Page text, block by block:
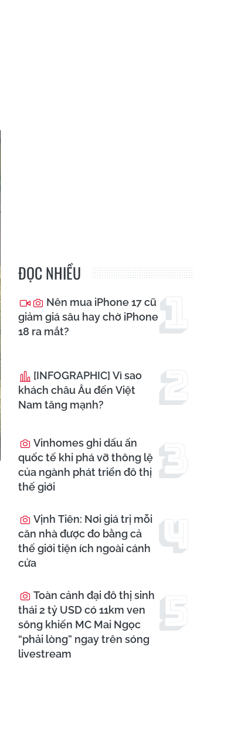
ĐỌC NHIỀU
Nên mua iPhone 17 cũ
giảm giá sâu hay chờ iPhone
18 ra mắt?
[INFOGRAPHIC] Vì sao
khách châu Âu đến Việt
Nam tăng mạnh?
Vinhomes ghi dấu ấn
quốc tế khi phá vỡ thông lệ
của ngành phát triển đô thị
thế giới
Vịnh Tiên: Nơi giá trị mỗi
căn nhà được đo bằng cả
thế giới tiện ích ngoài cánh
cửa
Toàn cảnh đại đô thị sinh
thái 2 tỷ USD có 11km ven
sông khiến MC Mai Ngọc
“phải lòng” ngay trên sóng
livestream